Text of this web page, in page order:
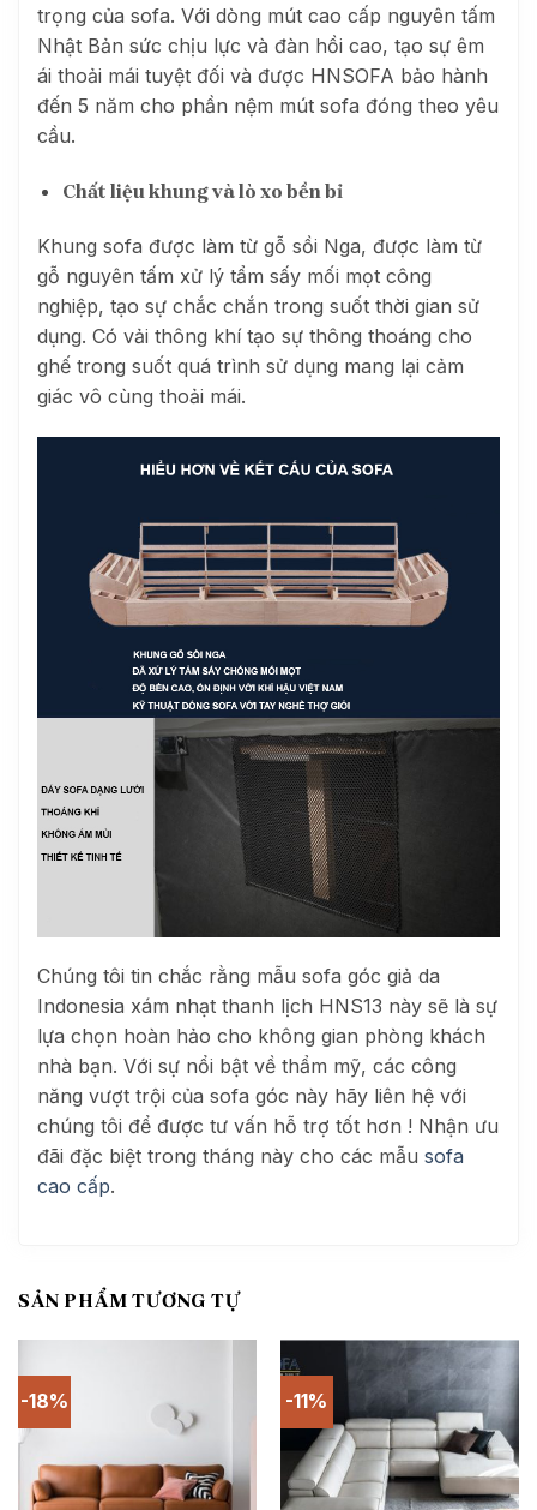
trọng của sofa. Với dòng mút cao cấp nguyên tấm
Nhật Bản sức chịu lực và đàn hồi cao, tạo sự êm
ái thoải mái tuyệt đối và được HNSOFA bảo hành
đến 5 năm cho phần nệm mút sofa đóng theo yêu
cầu.
Chất liệu khung và lò xo bền bỉ
Khung sofa được làm từ gỗ sồi Nga, được làm từ
gỗ nguyên tấm xử lý tẩm sấy mối mọt công
nghiệp, tạo sự chắc chắn trong suốt thời gian sử
dụng. Có vải thông khí tạo sự thông thoáng cho
ghế trong suốt quá trình sử dụng mang lại cảm
giác vô cùng thoải mái.
Chúng tôi tin chắc rằng mẫu sofa góc giả da
Indonesia xám nhạt thanh lịch HNS13 này sẽ là sự
lựa chọn hoàn hảo cho không gian phòng khách
nhà bạn. Với sự nổi bật về thẩm mỹ, các công
năng vượt trội của sofa góc này hãy liên hệ với
chúng tôi để được tư vấn hỗ trợ tốt hơn ! Nhận ưu
đãi đặc biệt trong tháng này cho các mẫu sofa
cao cấp.
SẢN PHẨM TƯƠNG TỰ
-18% -11%